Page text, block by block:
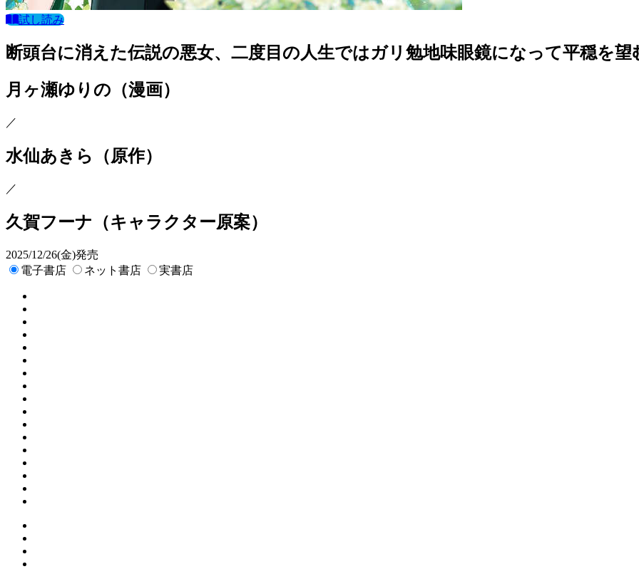
試し読み
断頭台に消えた伝説の悪女、二度目の人生ではガリ勉地味眼鏡になって平穏を望
月ヶ瀬ゆりの （漫画）
／
水仙あきら （原作）
／
久賀フーナ （キャラクター原案）
2025/12/26(金)発売
電子書店
ネット書店 実書店